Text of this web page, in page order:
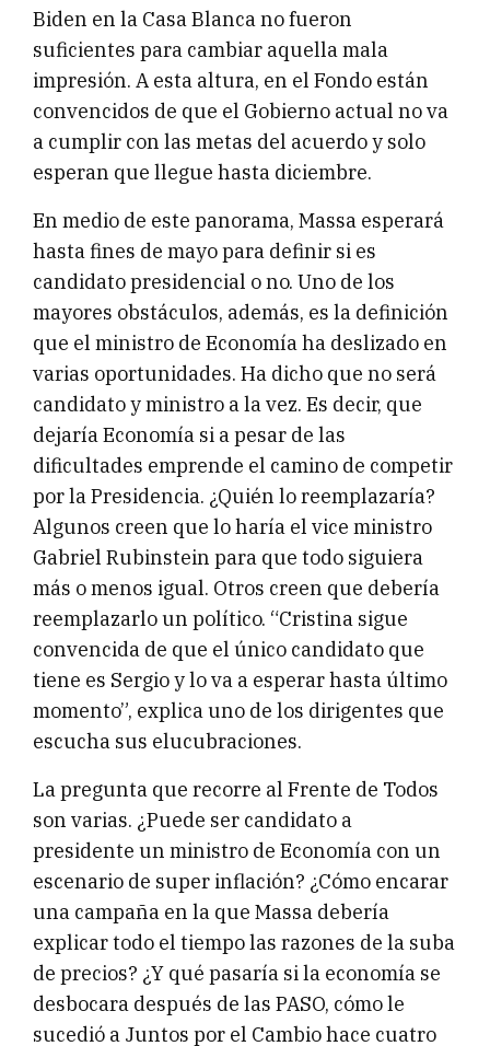
Biden en la Casa Blanca no fueron
suficientes para cambiar aquella mala
impresión. A esta altura, en el Fondo están
convencidos de que el Gobierno actual no va
a cumplir con las metas del acuerdo y solo
esperan que llegue hasta diciembre.
En medio de este panorama, Massa esperará
hasta fines de mayo para definir si es
candidato presidencial o no. Uno de los
mayores obstáculos, además, es la definición
que el ministro de Economía ha deslizado en
varias oportunidades. Ha dicho que no será
candidato y ministro a la vez. Es decir, que
dejaría Economía si a pesar de las
dificultades emprende el camino de competir
por la Presidencia. ¿Quién lo reemplazaría?
Algunos creen que lo haría el vice ministro
Gabriel Rubinstein para que todo siguiera
más o menos igual. Otros creen que debería
reemplazarlo un político. “Cristina sigue
convencida de que el único candidato que
tiene es Sergio y lo va a esperar hasta último
momento”, explica uno de los dirigentes que
escucha sus elucubraciones.
La pregunta que recorre al Frente de Todos
son varias. ¿Puede ser candidato a
presidente un ministro de Economía con un
escenario de super inflación? ¿Cómo encarar
una campaña en la que Massa debería
explicar todo el tiempo las razones de la suba
de precios? ¿Y qué pasaría si la economía se
desbocara después de las PASO, cómo le
sucedió a Juntos por el Cambio hace cuatro